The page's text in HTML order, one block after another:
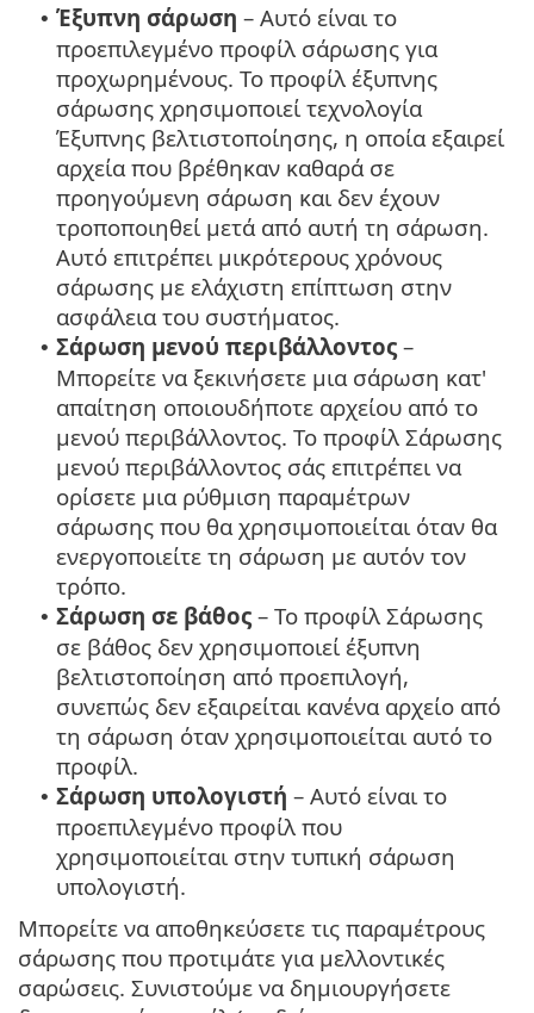
• Έξυπνη σάρωση – Αυτό είναι το
προεπιλεγμένο προφίλ σάρωσης για
προχωρημένους. Το προφίλ έξυπνης
σάρωσης χρησιμοποιεί τεχνολογία
Έξυπνης βελτιστοποίησης, η οποία εξαιρεί
αρχεία που βρέθηκαν καθαρά σε
προηγούμενη σάρωση και δεν έχουν
τροποποιηθεί μετά από αυτή τη σάρωση.
Αυτό επιτρέπει μικρότερους χρόνους
σάρωσης με ελάχιστη επίπτωση στην
ασφάλεια του συστήματος.
• Σάρωση μενού περιβάλλοντος –
Μπορείτε να ξεκινήσετε μια σάρωση κατ'
απαίτηση οποιουδήποτε αρχείου από το
μενού περιβάλλοντος. Το προφίλ Σάρωσης
μενού περιβάλλοντος σάς επιτρέπει να
ορίσετε μια ρύθμιση παραμέτρων
σάρωσης που θα χρησιμοποιείται όταν θα
ενεργοποιείτε τη σάρωση με αυτόν τον
τρόπο.
• Σάρωση σε βάθος – Το προφίλ Σάρωσης
σε βάθος δεν χρησιμοποιεί έξυπνη
βελτιστοποίηση από προεπιλογή,
συνεπώς δεν εξαιρείται κανένα αρχείο από
τη σάρωση όταν χρησιμοποιείται αυτό το
προφίλ.
• Σάρωση υπολογιστή – Αυτό είναι το
προεπιλεγμένο προφίλ που
χρησιμοποιείται στην τυπική σάρωση
υπολογιστή.
Μπορείτε να αποθηκεύσετε τις παραμέτρους
σάρωσης που προτιμάτε για μελλοντικές
σαρώσεις. Συνιστούμε να δημιουργήσετε